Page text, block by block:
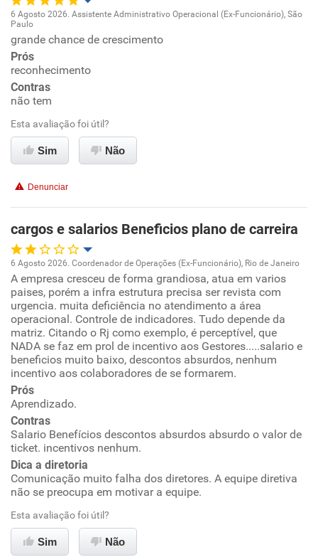
Conciliação com a vida familiar
Benefícios
Oportunidade de promoção
Ambiente de trabalho
Conciliação com a vida familiar
Benefícios
6 Agosto 2026. Assistente Administrativo Operacional (Ex-Funcionário), São
Paulo
grande chance de crescimento
Prós
reconhecimento
Contras
não tem
Esta avaliação foi útil?
Sim Não
Denunciar
cargos e salarios Beneficios plano de carreira
Oportunidade de promoção
Ambiente de trabalho
Conciliação com a vida familiar
Benefícios
Não recomenda esta empresa
Não recomenda a diretoria
6 Agosto 2026. Coordenador de Operações (Ex-Funcionário), Rio de Janeiro
A empresa cresceu de forma grandiosa, atua em varios
paises, porém a infra estrutura precisa ser revista com
urgencia. muita deficiência no atendimento a área
operacional. Controle de indicadores. Tudo depende da
matriz. Citando o Rj como exemplo, é perceptível, que
NADA se faz em prol de incentivo aos Gestores.....salario e
beneficios muito baixo, descontos absurdos, nenhum
incentivo aos colaboradores de se formarem.
Prós
Aprendizado.
Contras
Salario Benefícios descontos absurdos absurdo o valor de
ticket. incentivos nenhum.
Dica a diretoria
Comunicação muito falha dos diretores. A equipe diretiva
não se preocupa em motivar a equipe.
Esta avaliação foi útil?
Sim Não